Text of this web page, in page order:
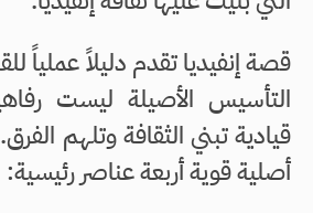
قصة إنفيديا تقدم دليلاً عملياً
التأسيس الأصيلة ليست
قيادية تبني الثقافة وتلهم
أصلية قوية أربعة عناصر رئيسية: